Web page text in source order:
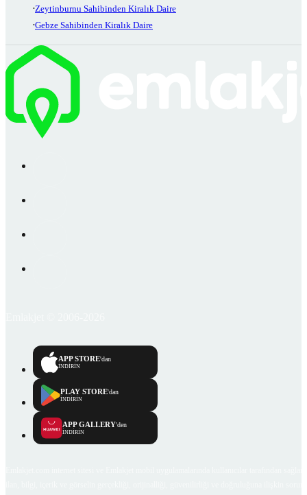
Zeytinburnu Sahibinden Kiralık Daire
Gebze Sahibinden Kiralık Daire
APP STORE'dan
İNDİRİN
PLAY STORE'dan
İNDİRİN
APP GALLERY'den
İNDİRİN